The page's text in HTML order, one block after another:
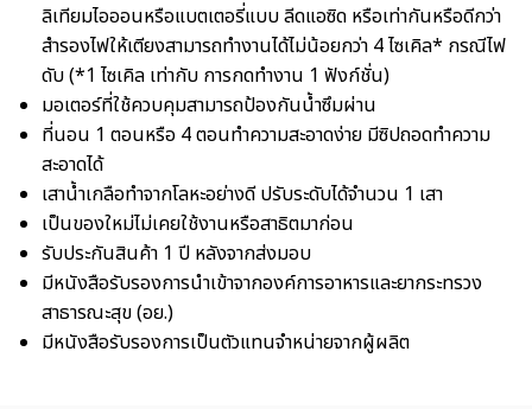
ลิเทียมไอออนหรือแบตเตอรี่แบบ ลีดแอซิด หรือเท่ากันหรือดีกว่า
สำรองไฟให้เตียงสามารถทำงานได้ไม่น้อยกว่า 4 ไซเคิล* กรณีไฟ
ดับ (*1 ไซเคิล เท่ากับ การกดทำงาน 1 ฟังก์ชั่น)
มอเตอร์ที่ใช้ควบคุมสามารถป้องกันน้ำซึมผ่าน
ที่นอน 1 ตอนหรือ 4 ตอนทำความสะอาดง่าย มีซิปถอดทำความ
สะอาดได้
เสาน้ำเกลือทำจากโลหะอย่างดี ปรับระดับได้จำนวน 1 เสา
เป็นของใหม่ไม่เคยใช้งานหรือสาธิตมาก่อน
รับประกันสินค้า 1 ปี หลังจากส่งมอบ
มีหนังสือรับรองการนำเข้าจากองค์การอาหารและยากระทรวง
สาธารณะสุข (อย.)
มีหนังสือรับรองการเป็นตัวแทนจำหน่ายจากผู้ผลิต